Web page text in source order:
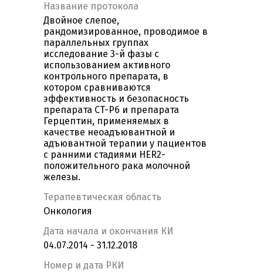
Название протокола
Двойное слепое,
рандомизированное, проводимое в
параллельных группах
исследование 3-й фазы с
использованием активного
контрольного препарата, в
котором сравниваются
эффективность и безопасность
препарата CT-P6 и препарата
Герцептин, применяемых в
качестве неоадъювантной и
адъювантной терапии у пациентов
с ранними стадиями HER2-
положительного рака молочной
железы.
Терапевтическая область
Онкология
Дата начала и окончания КИ
04.07.2014 - 31.12.2018
Номер и дата РКИ